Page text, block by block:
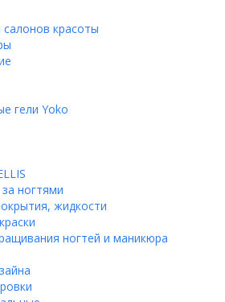
красоты
гели Yoko
ногтями
жидкости
ногтей и маникюра